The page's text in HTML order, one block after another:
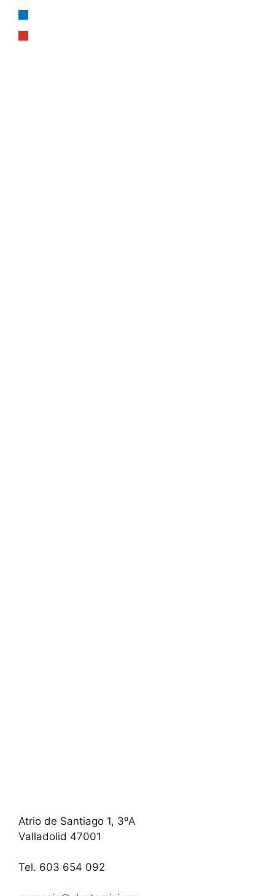
linkedin
youtube
Atrio de Santiago 1, 3ºA
Valladolid 47001
Tel. 603 654 092